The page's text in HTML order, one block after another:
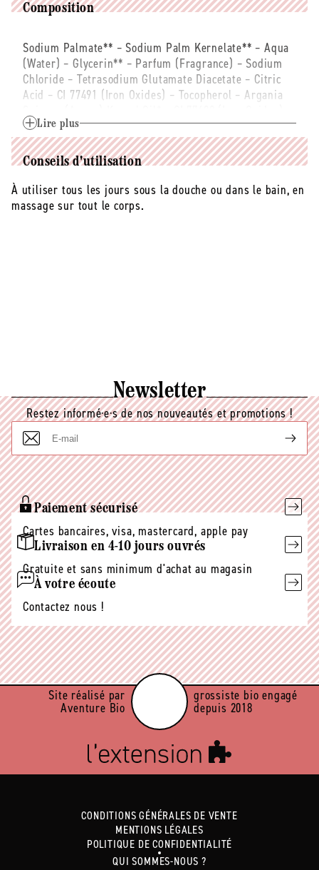
Composition
Sodium Palmate** – Sodium Palm Kernelate** – Aqua
(Water) – Glycerin** – Parfum (Fragrance) – Sodium
Chloride – Tetrasodium Glutamate Diacetate – Citric
Acid – CI 77491 (Iron Oxides) – Tocopherol – Argania
Olus (Vegetable) Oil – CI 77492 (Iron Oxides) –
Magnesium Oxide – Alumina – Limonene – Linalool.
*Ingrédients issus de l'agriculture biologique.
du total des ingrédients sont d'origine naturelle, 78%
du total des ingrédients sont issus de l'Agriculture
Lire plus
Conseils d'utilisation
À utiliser tous les jours sous la douche ou dans le bain, en
massage sur tout le corps.
Newsletter
Restez informé·e·s de nos nouveautés et promotions !
E-
mail
Paiement sécurisé
Cartes bancaires, visa, mastercard, apple pay
Livraison en 4-10 jours ouvrés
Gratuite et sans minimum d'achat au magasin
À votre écoute
Contactez nous !
Site réalisé par
Aventure Bio
grossiste bio engagé
depuis 2018
CONDITIONS GÉNÉRALES DE VENTE
MENTIONS LÉGALES
POLITIQUE DE CONFIDENTIALITÉ
QUI SOMMES-NOUS ?